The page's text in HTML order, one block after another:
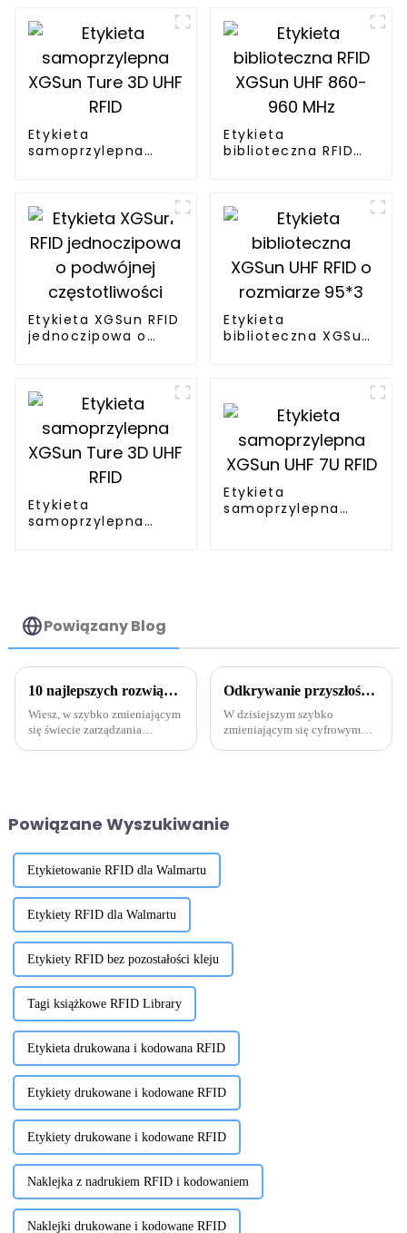
Etykieta
samoprzylepna
Etykieta
biblioteczna RFID
Etykieta XGSun RFID
jednoczipowa o
Etykieta
biblioteczna XGSun
Etykieta
samoprzylepna
Etykieta
samoprzylepna
Powiązany Blog
10 najlepszych rozwiązań RFID na metalach w 2025 r. dla ulepszonego śledzenia i zarządzania
Wiesz, w szybko zmieniającym
się świecie zarządzania
Odkrywanie przyszłości zarządzania bibliotekami: wyjaśnienie mocy tagów bibliotecznych RFID
W dzisiejszym szybko
zmieniającym się cyfrowym
Powiązane Wyszukiwanie
Etykietowanie RFID dla Walmartu
Etykiety RFID dla Walmartu
Etykiety RFID bez pozostałości kleju
Tagi książkowe RFID Library
Etykieta drukowana i kodowana RFID
Etykiety drukowane i kodowane RFID
Etykiety drukowane i kodowane RFID
Naklejka z nadrukiem RFID i kodowaniem
Naklejki drukowane i kodowane RFID